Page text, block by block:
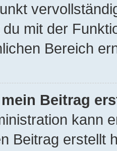
mit der
Bereich
Beitrag
kann
Beitrag erstellt